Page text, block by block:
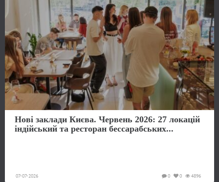
Нові заклади Києва. Червень 2026: 27 локацій
індійський та ресторан бессарабських...
07-07-2026 4896
0
0